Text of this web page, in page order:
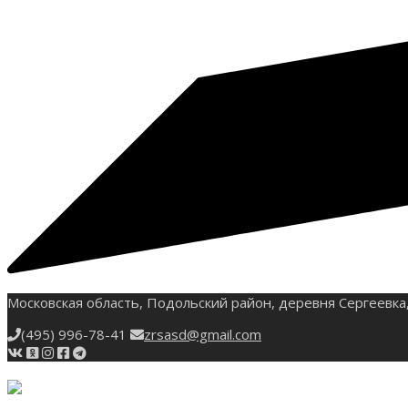
Московская область, Подольский район, деревня
(495) 996-78-41
zrsasd@gmail.com